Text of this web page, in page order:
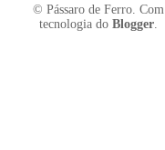
© Pássaro de Ferro. Com
tecnologia do Blogger.